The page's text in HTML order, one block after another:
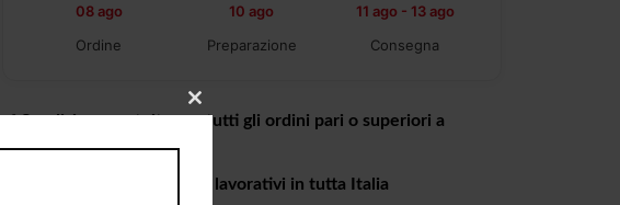
08 ago
Ordine
10 ago
Preparazione
11 ago - 13 ago
Consegna
✔︎ Spedizione gratuita per tutti gli ordini pari o superiori a
49,99€
✔︎ Consegna da 1 a 4 giorni lavorativi in tutta Italia
CLOSE
THIS